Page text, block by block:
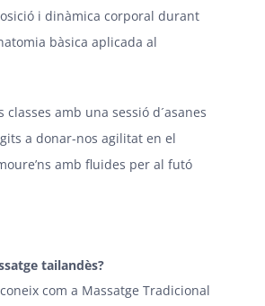
i dinàmica corporal durant
bàsica aplicada al
classes amb una sessió d´asanes
a donar-nos agilitat en el
amb fluides per al futó
tailandès?
com a Massatge Tradicional